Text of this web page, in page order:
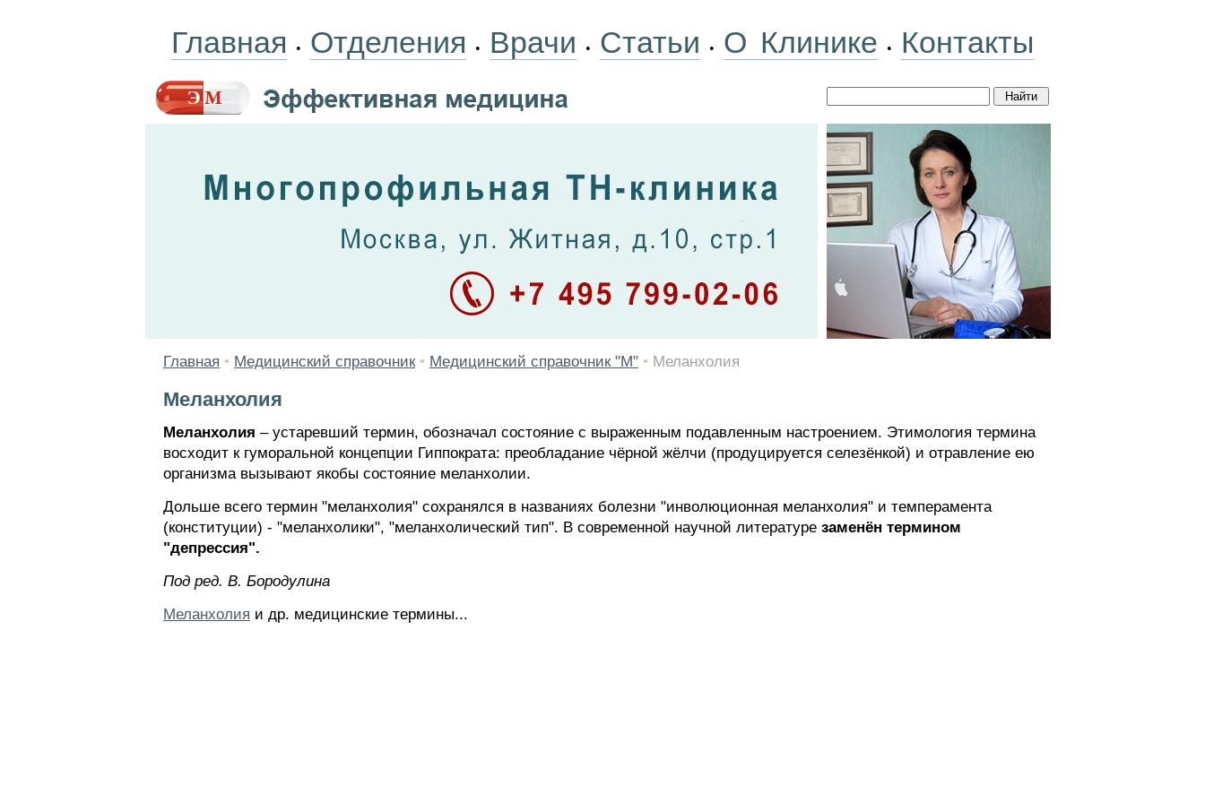
Главная • Отделения • Врачи • Статьи • О Клинике • Контакты
Главная • Медицинский справочник • Медицинский справочник "М" • Меланхолия
Меланхолия
Меланхолия – устаревший термин, обозначал состояние с выраженным подавленным настроением. Этимология термина
восходит к гуморальной концепции Гиппократа: преобладание чёрной жёлчи (продуцируется селезёнкой) и отравление ею
организма вызывают якобы состояние меланхолии.
Дольше всего термин "меланхолия" сохранялся в названиях болезни "инволюционная меланхолия" и темперамента
(конституции) - "меланхолики", "меланхолический тип". В современной научной литературе заменён термином
"депрессия".
Пoд peд. B. Бopoдyлинa
Меланхолия и др. медицинские термины...